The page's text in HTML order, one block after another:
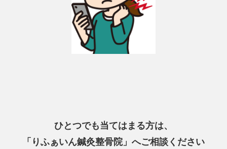
ひとつでも当てはまる方は、
「りふぁいん鍼灸整骨院」へご相談ください